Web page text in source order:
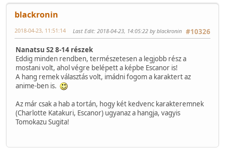
blackronin
#10326
2018-04-23, 11:51:14 Last Edit: 2018-04-23, 14:05:22 by blackronin
Nanatsu S2 8-14 részek
Eddig minden rendben, természetesen a legjobb rész a
mostani volt, ahol végre belépett a képbe Escanor is!
A hang remek választás volt, imádni fogom a karaktert az
anime-ben is.
Az már csak a hab a tortán, hogy két kedvenc karakteremnek
(Charlotte Katakuri, Escanor) ugyanaz a hangja, vagyis
Tomokazu Sugita!